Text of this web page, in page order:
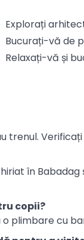
Explorați
Bucurați-vă de
Relaxați-vă și
trenul.
în
copii?
o plimbare cu